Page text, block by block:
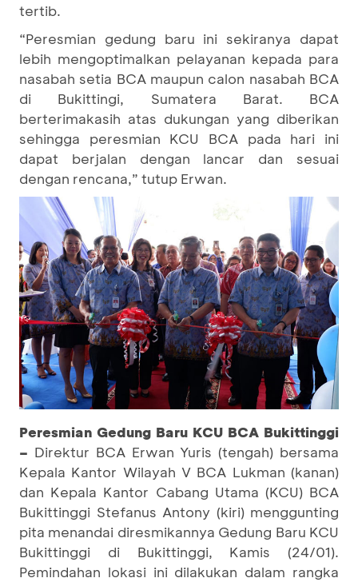
tertib.
“Peresmian gedung baru ini sekiranya dapat
lebih mengoptimalkan pelayanan kepada para
nasabah setia BCA maupun calon nasabah BCA
di Bukittingi, Sumatera Barat. BCA
berterimakasih atas dukungan yang diberikan
sehingga peresmian KCU BCA pada hari ini
dapat berjalan dengan lancar dan sesuai
dengan rencana,” tutup Erwan.
Peresmian Gedung Baru KCU BCA Bukittinggi
– Direktur BCA Erwan Yuris (tengah) bersama
Kepala Kantor Wilayah V BCA Lukman (kanan)
dan Kepala Kantor Cabang Utama (KCU) BCA
Bukittinggi Stefanus Antony (kiri) menggunting
pita menandai diresmikannya Gedung Baru KCU
Bukittinggi di Bukittinggi, Kamis (24/01).
Pemindahan lokasi ini dilakukan dalam rangka